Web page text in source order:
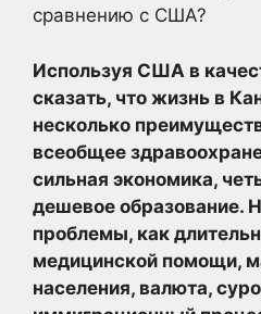
сравнению с США?
Используя США в
сказать, что жизнь в
несколько
всеобщее
сильная экономика,
дешевое образование.
проблемы, как
медицинской помощи,
населения, валюта,